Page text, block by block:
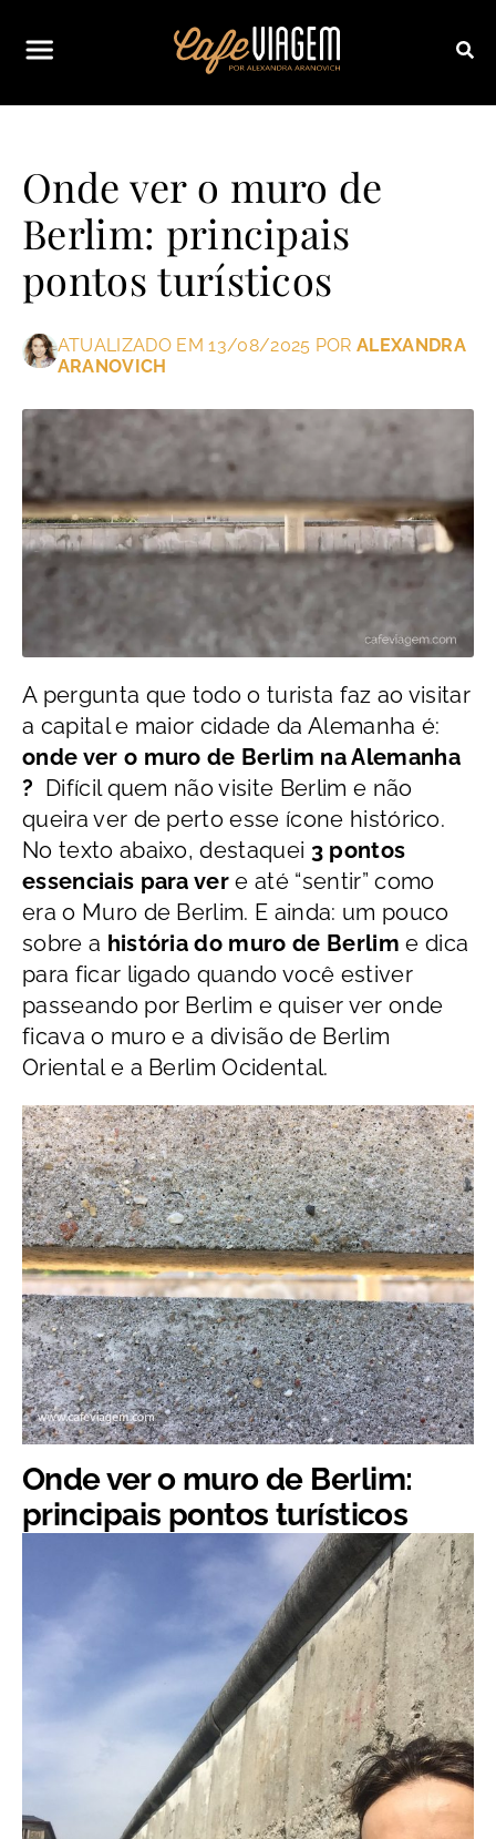
Onde ver o muro de
Berlim: principais
pontos turísticos
ATUALIZADO EM 13/08/2025 PORALEXANDRA
ARANOVICH
A pergunta que todo o turista faz ao visitar
a capital e maior cidade da Alemanha é:
onde ver o muro de Berlim na Alemanha
? Difícil quem não visite Berlim e não
queira ver de perto esse ícone histórico.
No texto abaixo, destaquei 3 pontos
essenciais para ver e até “sentir” como
era o Muro de Berlim. E ainda: um pouco
sobre a história do muro de Berlim e dica
para ficar ligado quando você estiver
passeando por Berlim e quiser ver onde
ficava o muro e a divisão de Berlim
Oriental e a Berlim Ocidental.
Onde ver o muro de Berlim:
principais pontos turísticos